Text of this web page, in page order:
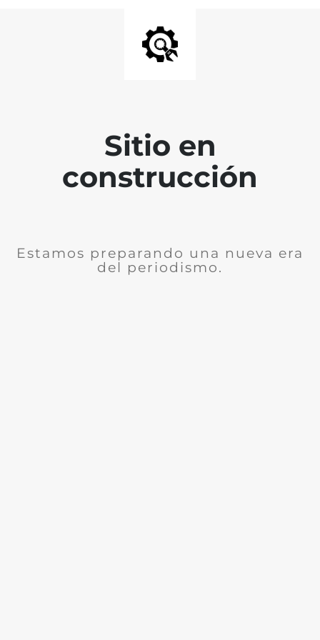
Sitio en
construcción
Estamos preparando una nueva era
del periodismo.